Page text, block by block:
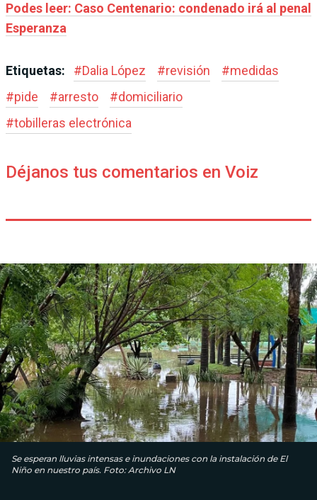
Podes leer: Caso Centenario: condenado irá al penal
Esperanza
Etiquetas: #Dalia López #revisión #medidas
#pide #arresto #domiciliario
#tobilleras electrónica
Déjanos tus comentarios en Voiz
Se esperan lluvias intensas e inundaciones con la instalación de El
Niño en nuestro país. Foto: Archivo LN